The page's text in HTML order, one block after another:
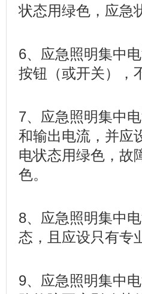
状态用绿色，应急
6、应急照明集中
按钮（或开关），
7、应急照明集中
和输出电流，并应
电状态用绿色，故
色。
8、应急照明集中
态，且应设只有专
9、应急照明集中